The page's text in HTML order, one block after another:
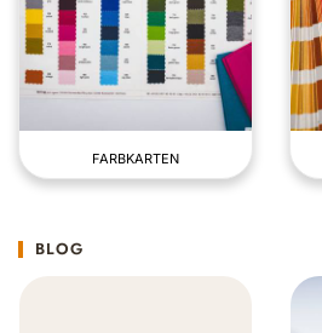
FARBKARTEN
BLOG